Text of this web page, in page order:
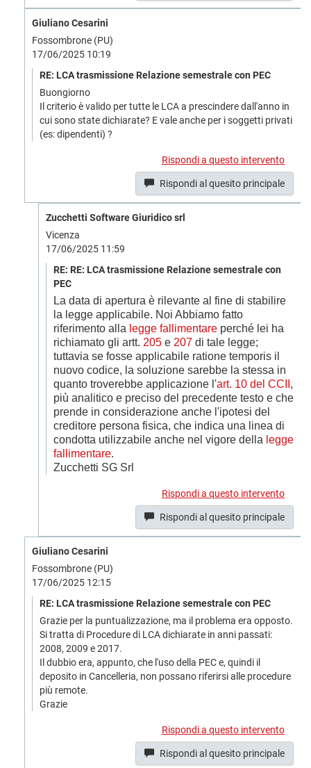
Giuliano Cesarini
Fossombrone (PU)
17/06/2025 10:19
RE: LCA trasmissione Relazione semestrale con PEC
Buongiorno
Il criterio è valido per tutte le LCA a prescindere dall'anno in
cui sono state dichiarate? E vale anche per i soggetti privati
(es: dipendenti) ?
Rispondi a questo intervento
Rispondi al quesito principale
Zucchetti Software Giuridico srl
Vicenza
17/06/2025 11:59
RE: RE: LCA trasmissione Relazione semestrale con
PEC
La data di apertura è rilevante al fine di stabilire
la legge applicabile. Noi Abbiamo fatto
riferimento alla legge fallimentare perché lei ha
richiamato gli artt. 205 e 207 di tale legge;
tuttavia se fosse applicabile ratione temporis il
nuovo codice, la soluzione sarebbe la stessa in
quanto troverebbe applicazione l'art. 10 del CCII ,
più analitico e preciso del precedente testo e che
prende in considerazione anche l'ipotesi del
creditore persona fisica, che indica una linea di
condotta utilizzabile anche nel vigore della legge
fallimentare.
Zucchetti SG Srl
Rispondi a questo intervento
Rispondi al quesito principale
Giuliano Cesarini
Fossombrone (PU)
17/06/2025 12:15
RE: LCA trasmissione Relazione semestrale con PEC
Grazie per la puntualizzazione, ma il problema era opposto.
Si tratta di Procedure di LCA dichiarate in anni passati:
2008, 2009 e 2017.
Il dubbio era, appunto, che l'uso della PEC e, quindi il
deposito in Cancelleria, non possano riferirsi alle procedure
più remote.
Grazie
Rispondi a questo intervento
Rispondi al quesito principale